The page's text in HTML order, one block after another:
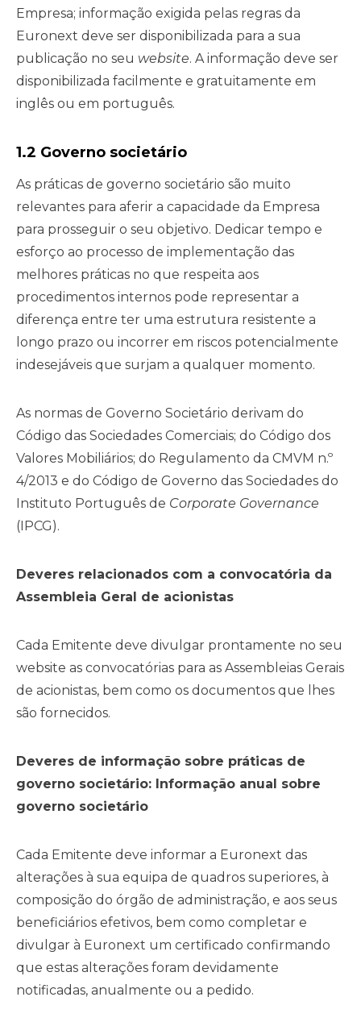
Empresa; informação exigida pelas regras da
Euronext deve ser disponibilizada para a sua
publicação no seu website. A informação deve ser
disponibilizada facilmente e gratuitamente em
inglês ou em português.
1.2 Governo societário
As práticas de governo societário são muito
relevantes para aferir a capacidade da Empresa
para prosseguir o seu objetivo. Dedicar tempo e
esforço ao processo de implementação das
melhores práticas no que respeita aos
procedimentos internos pode representar a
diferença entre ter uma estrutura resistente a
longo prazo ou incorrer em riscos potencialmente
indesejáveis que surjam a qualquer momento.
As normas de Governo Societário derivam do
Código das Sociedades Comerciais; do Código dos
Valores Mobiliários; do Regulamento da CMVM n.º
4/2013 e do Código de Governo das Sociedades do
Instituto Português de Corporate Governance
(IPCG).
Deveres relacionados com a convocatória da
Assembleia Geral de acionistas
Cada Emitente deve divulgar prontamente no seu
website as convocatórias para as Assembleias Gerais
de acionistas, bem como os documentos que lhes
são fornecidos.
Deveres de informação sobre práticas de
governo societário: Informação anual sobre
governo societário
Cada Emitente deve informar a Euronext das
alterações à sua equipa de quadros superiores, à
composição do órgão de administração, e aos seus
beneficiários efetivos, bem como completar e
divulgar à Euronext um certificado confirmando
que estas alterações foram devidamente
notificadas, anualmente ou a pedido.